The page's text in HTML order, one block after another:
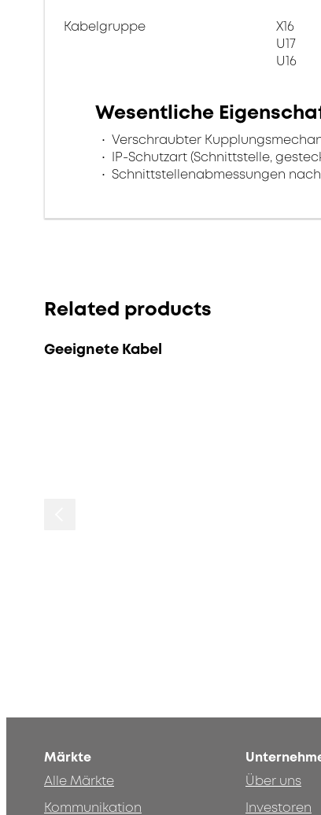
Kabelgruppe
X16
U17
U16
Wesentliche
Verschraubter
IP-Schutzart (Schnittstelle,
Schnittstellenabmessungen nach
Related products
Geeignete Kabel
Märkte
Alle Märkte
Kommunikation
Über uns
Investoren